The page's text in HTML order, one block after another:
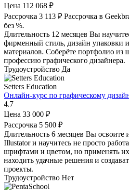
Цена 112 068 ₽
Рассрочка 3 113 ₽ Рассрочка в
без %.
Длительность 12 месяцев Вы
фирменный стиль, дизайн упаковки
материалов. Соберёте портфолио из
профессию графического дизайнера.
Трудоустройство Да
Setters Education
Онлайн-курс по графическому
4.7
Цена 33 000 ₽
Рассрочка 5 500 ₽
Длительность 6 месяцев Вы освоите
Illustator и научитесь не просто
шрифтами и цветом, но применять их
находить удачные решения и
проекты.
Трудоустройство Нет